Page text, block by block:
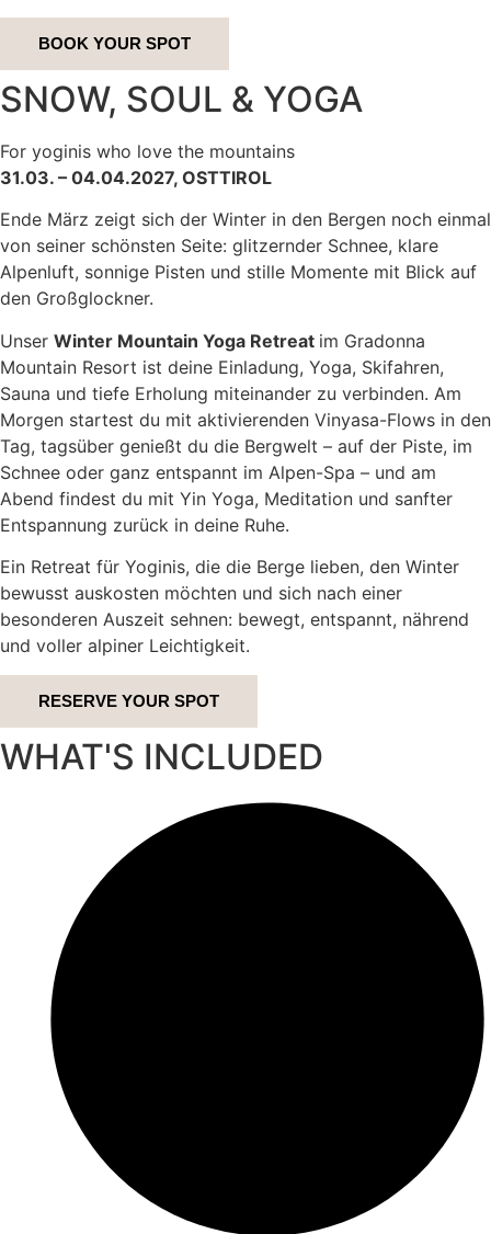
BOOK YOUR SPOT
SNOW, SOUL & YOGA
For yoginis who love the mountains
31.03. – 04.04.2027, OSTTIROL
Ende März zeigt sich der Winter in den Bergen noch einmal
von seiner schönsten Seite: glitzernder Schnee, klare
Alpenluft, sonnige Pisten und stille Momente mit Blick auf
den Großglockner.
Unser Winter Mountain Yoga Retreat im Gradonna
Mountain Resort ist deine Einladung, Yoga, Skifahren,
Sauna und tiefe Erholung miteinander zu verbinden. Am
Morgen startest du mit aktivierenden Vinyasa-Flows in den
Tag, tagsüber genießt du die Bergwelt – auf der Piste, im
Schnee oder ganz entspannt im Alpen-Spa – und am
Abend findest du mit Yin Yoga, Meditation und sanfter
Entspannung zurück in deine Ruhe.
Ein Retreat für Yoginis, die die Berge lieben, den Winter
bewusst auskosten möchten und sich nach einer
besonderen Auszeit sehnen: bewegt, entspannt, nährend
und voller alpiner Leichtigkeit.
RESERVE YOUR SPOT
WHAT'S INCLUDED